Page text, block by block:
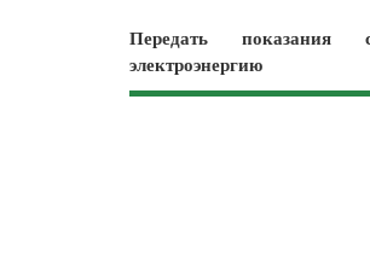
Передать показания
электроэнергию